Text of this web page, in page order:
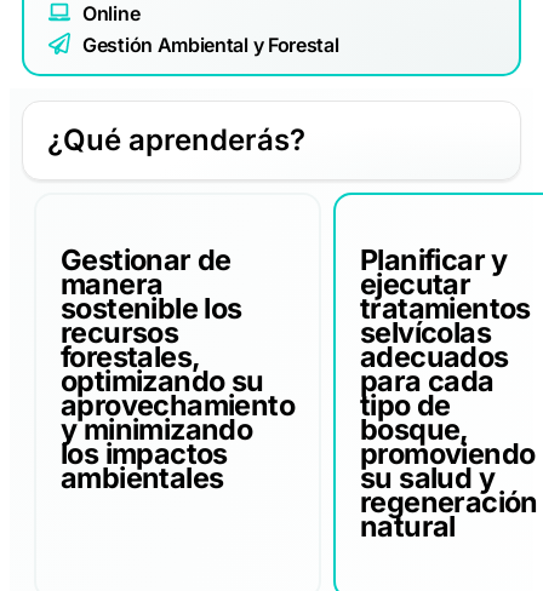
Online
Gestión Ambiental y Forestal
¿Qué aprenderás?
Gestionar de
manera
sostenible los
recursos
forestales,
optimizando su
aprovechamiento
y minimizando
los impactos
ambientales
Planificar y
ejecutar
tratamientos
selvícolas
adecuados
para cada
tipo de
bosque,
promoviendo
su salud y
regeneración
natural